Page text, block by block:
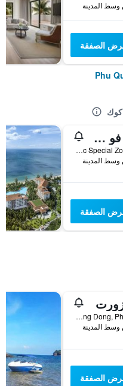
الصفقة
كوك
شيراتون فو كوك لونج بيتش ريزورت
Bai Dai Area, Phu Quoc Special Zone, Phu Quoc, فيتنام
الصفقة
127/2 Tran Hung Dao, TT. Duong Dong, Phu Quoc, فيتنام
الصفقة